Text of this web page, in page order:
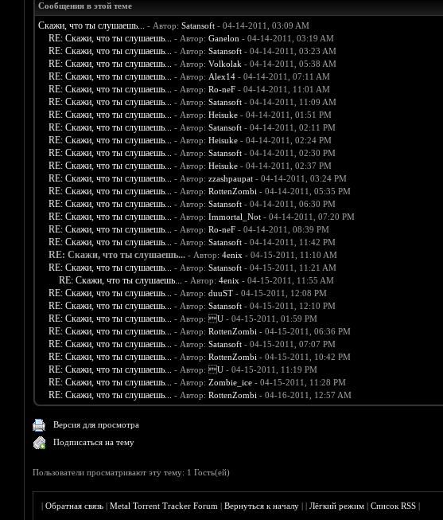
Сообщения в этой теме
Скажи, что ты слушаешь... - Автор: Satansoft- 04-14-2011, 03:09 AM
RE: Скажи, что ты слушаешь... - Автор: Ganelon - 04-14-2011, 03:19 AM
RE: Скажи, что ты слушаешь... - Автор: Satansoft- 04-14-2011, 03:23 AM
RE: Скажи, что ты слушаешь... - Автор: Volkolak - 04-14-2011, 05:38 AM
RE: Скажи, что ты слушаешь... - Автор: Alex14- 04-14-2011, 07:11 AM
RE: Скажи, что ты слушаешь... - Автор: Ro-neF- 04-14-2011, 11:01 AM
RE: Скажи, что ты слушаешь... - Автор: Satansoft- 04-14-2011, 11:09 AM
RE: Скажи, что ты слушаешь... - Автор: Heisuke- 04-14-2011, 01:51 PM
RE: Скажи, что ты слушаешь... - Автор: Satansoft- 04-14-2011, 02:11 PM
RE: Скажи, что ты слушаешь... - Автор: Heisuke- 04-14-2011, 02:24 PM
RE: Скажи, что ты слушаешь... - Автор: Satansoft- 04-14-2011, 02:30 PM
RE: Скажи, что ты слушаешь... - Автор: Heisuke- 04-14-2011, 02:37 PM
RE: Скажи, что ты слушаешь... - Автор: zzashpaupat- 04-14-2011, 03:24 PM
RE: Скажи, что ты слушаешь... - Автор: RottenZombi - 04-14-2011, 05:35 PM
RE: Скажи, что ты слушаешь... - Автор: Satansoft- 04-14-2011, 06:30 PM
RE: Скажи, что ты слушаешь... - Автор: Immortal_Not- 04-14-2011, 07:20 PM
RE: Скажи, что ты слушаешь... - Автор: Ro-neF- 04-14-2011, 08:39 PM
RE: Скажи, что ты слушаешь... - Автор: Satansoft- 04-14-2011, 11:42 PM
RE: Скажи, что ты слушаешь... - Автор: 4enix - 04-15-2011, 11:10 AM
RE: Скажи, что ты слушаешь... - Автор: Satansoft- 04-15-2011, 11:21 AM
RE: Скажи, что ты слушаешь... - Автор: 4enix - 04-15-2011, 11:55 AM
RE: Скажи, что ты слушаешь... - Автор: duuST- 04-15-2011, 12:08 PM
RE: Скажи, что ты слушаешь... - Автор: Satansoft- 04-15-2011, 12:10 PM
RE: Скажи, что ты слушаешь... - Автор: U- 04-15-2011, 01:59 PM
RE: Скажи, что ты слушаешь... - Автор: RottenZombi - 04-15-2011, 06:36 PM
RE: Скажи, что ты слушаешь... - Автор: Satansoft- 04-15-2011, 07:07 PM
RE: Скажи, что ты слушаешь... - Автор: RottenZombi - 04-15-2011, 10:42 PM
RE: Скажи, что ты слушаешь... - Автор: U- 04-15-2011, 11:19 PM
RE: Скажи, что ты слушаешь... - Автор: Zombie_ice- 04-15-2011, 11:28 PM
RE: Скажи, что ты слушаешь... - Автор: RottenZombi - 04-16-2011, 12:57 AM
Версия для просмотра
Подписаться на тему
Пользователи просматривают эту тему: 1 Гость(ей)
|Обратная связь |Metal Torrent Tracker Forum |Вернуться к началу ||Лёгкий режим |Список RSS |